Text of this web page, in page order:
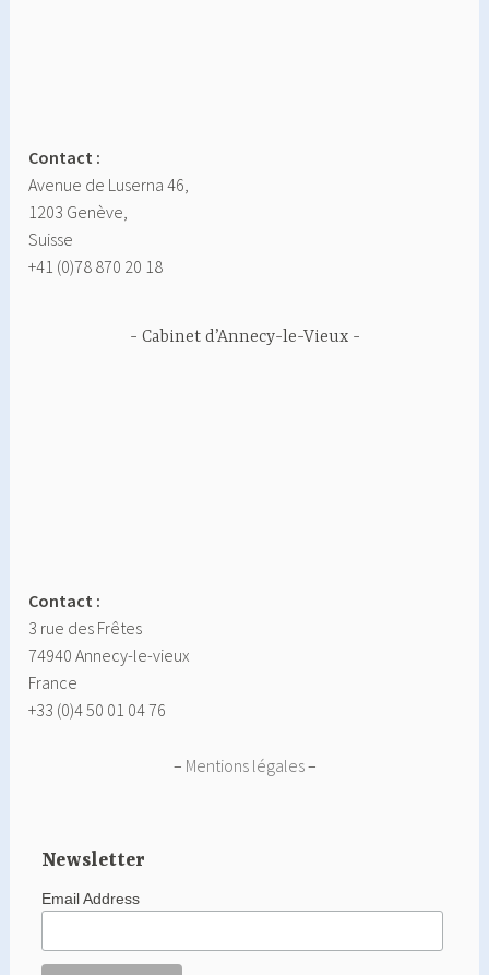
Contact :
Avenue de Luserna 46,
1203 Genève,
Suisse
+41 (0)78 870 20 18
Cabinet d’Annecy-le-Vieux
Contact :
3 rue des Frêtes
74940 Annecy-le-vieux
France
+33 (0)4 50 01 04 76
– Mentions légales–
Newsletter
Email Address